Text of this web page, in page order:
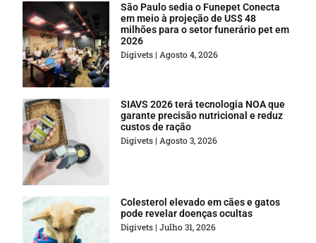
São Paulo sedia o Funepet Conecta
em meio à projeção de US$ 48
milhões para o setor funerário pet em
2026
Digivets Agosto 4, 2026
SIAVS 2026 terá tecnologia NOA que
garante precisão nutricional e reduz
custos de ração
Digivets Agosto 3, 2026
Colesterol elevado em cães e gatos
pode revelar doenças ocultas
Digivets Julho 31, 2026